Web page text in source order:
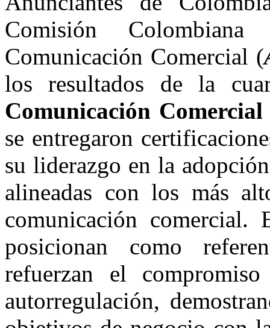
Comisión
Comunicación Comercial (
los resultados de la
Comunicación
se entregaron
su liderazgo en la
alineadas con los más
comunicación comercial.
posicionan como
refuerzan el
autorregulación,